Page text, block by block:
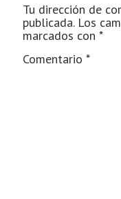
Tu dirección de
publicada. Los
marcados con *
Comentario *